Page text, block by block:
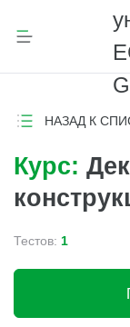
НАЗАД К
Курс:
Тестов: 1